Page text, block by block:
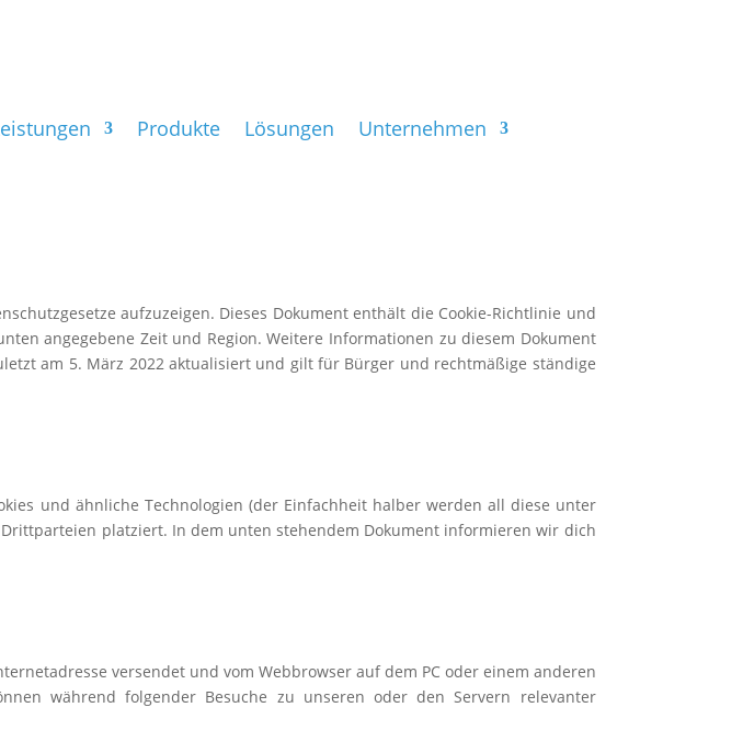
Produkte Lösungen Unternehmen
aufzuzeigen. Dieses Dokument enthält die Cookie-Richtlinie und
angegebene Zeit und Region. Weitere Informationen zu diesem Dokument
am 5. März 2022 aktualisiert und gilt für Bürger und rechtmäßige ständige
und ähnliche Technologien (der Einfachheit halber werden all diese unter
platziert. In dem unten stehendem Dokument informieren wir dich
versendet und vom Webbrowser auf dem PC oder einem anderen
während folgender Besuche zu unseren oder denServern relevanter